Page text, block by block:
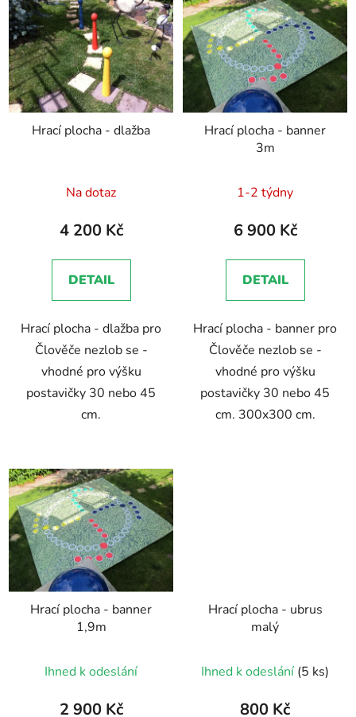
Hrací plocha - dlažba
Na dotaz
4 200 Kč
DETAIL
Hrací plocha - dlažba pro
Člověče nezlob se -
vhodné pro výšku
postavičky 30 nebo 45
cm.
Hrací plocha - banner
3m
1-2 týdny
6 900 Kč
DETAIL
Hrací plocha - banner pro
Člověče nezlob se -
vhodné pro výšku
postavičky 30 nebo 45
cm. 300x300 cm.
Hrací plocha - banner
1,9m
Ihned k odeslání
2 900 Kč
Hrací plocha - ubrus
malý
Ihned k odeslání (5 ks)
800 Kč